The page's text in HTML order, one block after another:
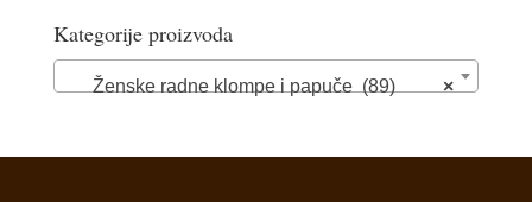
Kategorije proizvoda
×
Ženske radne klompe i papuče (89)